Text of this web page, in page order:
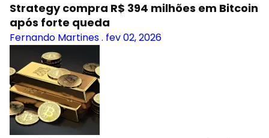
Strategy compra R$ 394 milhões em Bitcoin
após forte queda
Fernando Martines. fev 02, 2026